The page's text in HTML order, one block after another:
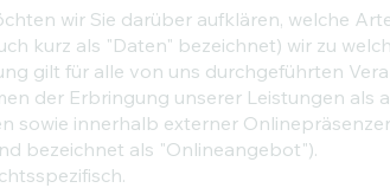
wir Sie darüber aufklären, welche
kurz als "Daten" bezeichnet) wir zu
gilt für alle von uns durchgeführten
der Erbringung unserer Leistungen als
innerhalb externer
bezeichnet als "Onlineangebot").